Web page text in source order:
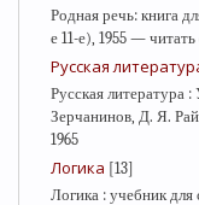
Родная речь: книга
е 11-е), 1955 —
Русская
Русская литература
Зерчанинов, Д. Я.
1965
Логика [13]
Логика : учебник